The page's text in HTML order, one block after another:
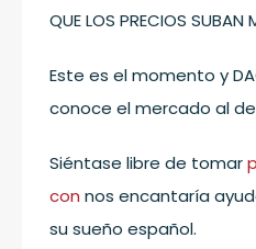
QUE LOS PRECIOS SUBAN
Este es el momento y
conoce el mercado al
Siéntase libre de tomar
con nos encantaría
su sueño español.